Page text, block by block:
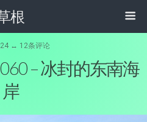
根
↔ 12条评论
– 冰封的东南海
岸